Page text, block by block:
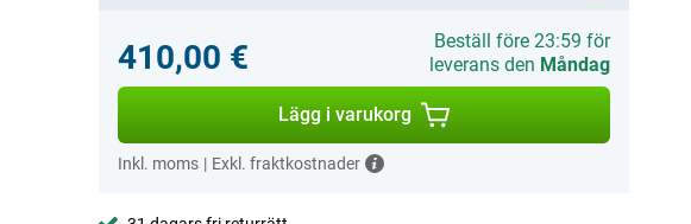
410,00 €
Beställ före 23:59 för
leverans den Måndag
Lägg i varukorg
Inkl. moms | Exkl. fraktkostnader